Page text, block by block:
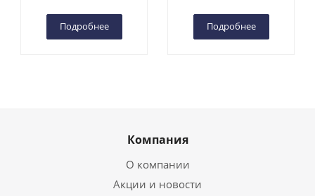
Подробнее Подробнее
Компания
О компании
Акции и новости